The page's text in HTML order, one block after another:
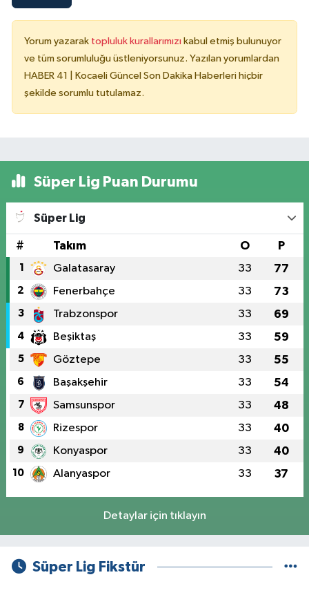
Yorum yazarak topluluk kurallarımızı kabul etmiş bulunuyor
ve tüm sorumluluğu üstleniyorsunuz. Yazılan yorumlardan
HABER 41 | Kocaeli Güncel Son Dakika Haberleri hiçbir
şekilde sorumlu tutulamaz.
Süper Lig Puan Durumu
Süper Lig
# Takım O P
1 Galatasaray 33 77
2 Fenerbahçe 33 73
3 Trabzonspor 33 69
4 Beşiktaş 33 59
5 Göztepe 33 55
6 Başakşehir 33 54
7 Samsunspor 33 48
8 Rizespor 33 40
9 Konyaspor 33 40
10 Alanyaspor 33 37
Detaylar için tıklayın
Süper Lig Fikstür